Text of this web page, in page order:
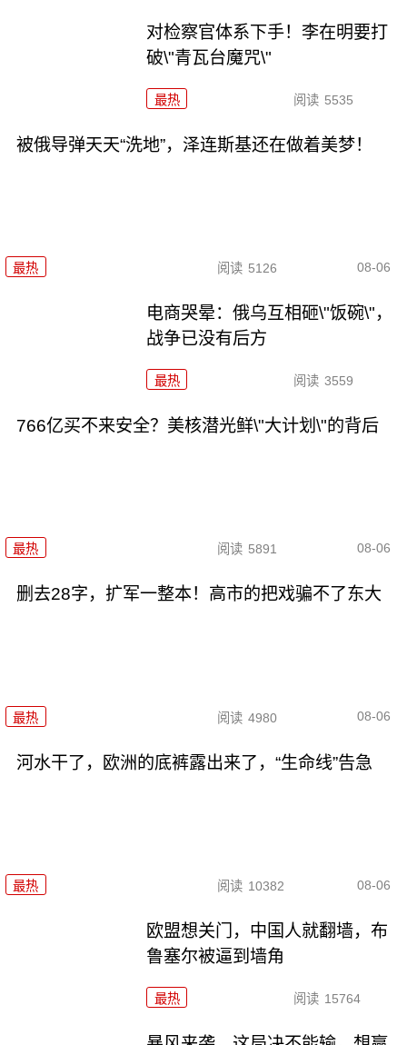
对检察官体系下手！李在明要打
破\"青瓦台魔咒\"
最热 阅读 5535
被俄导弹天天“洗地”，泽连斯基还在做着美梦！
最热 阅读 5126 08-06
电商哭晕：俄乌互相砸\"饭碗\"，
战争已没有后方
最热 阅读 3559
766亿买不来安全？美核潜光鲜\"大计划\"的背后
最热 阅读 5891 08-06
删去28字，扩军一整本！高市的把戏骗不了东大
最热 阅读 4980 08-06
河水干了，欧洲的底裤露出来了，“生命线”告急
最热 阅读 10382 08-06
欧盟想关门，中国人就翻墙，布
鲁塞尔被逼到墙角
最热 阅读 15764